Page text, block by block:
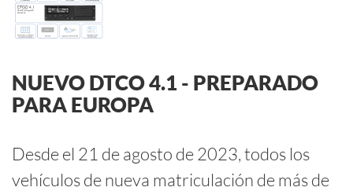
NUEVO DTCO 4.1 - PREPARADO
PARA EUROPA
Desde el 21 de agosto de 2023, todos los
vehículos de nueva matriculación de más de